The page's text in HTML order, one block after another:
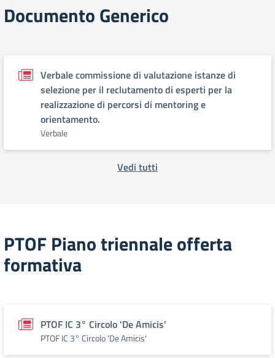
Documento Generico
Verbale commissione di valutazione istanze di
selezione per il reclutamento di esperti per la
realizzazione di percorsi di mentoring e
orientamento.
Verbale
Vedi tutti
PTOF Piano triennale offerta
formativa
PTOF IC 3° Circolo 'De Amicis'
PTOF IC 3° Circolo 'De Amicis'